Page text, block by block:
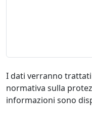
I dati verranno
normativa sulla
informazioni sono